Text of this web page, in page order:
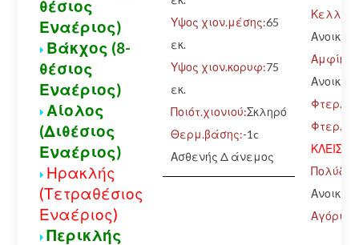
θέσιος
Εναέριος)
Βάκχος (8-
θέσιος
Εναέριος)
Αίολος
(Διθέσιος
Εναέριος)
Ηρακλής
(Τετραθέσιος
Εναέριος)
Περικλής
Υψος χιον.μέσης:65
εκ.
Υψος χιον.κορυφ:75
εκ.
Ποιότ.χιονιού:Σκληρό
Θερμ.βάσης:-1c
Ασθενής Δ άνεμος
Αμφίκ.-
Πολύδ.-